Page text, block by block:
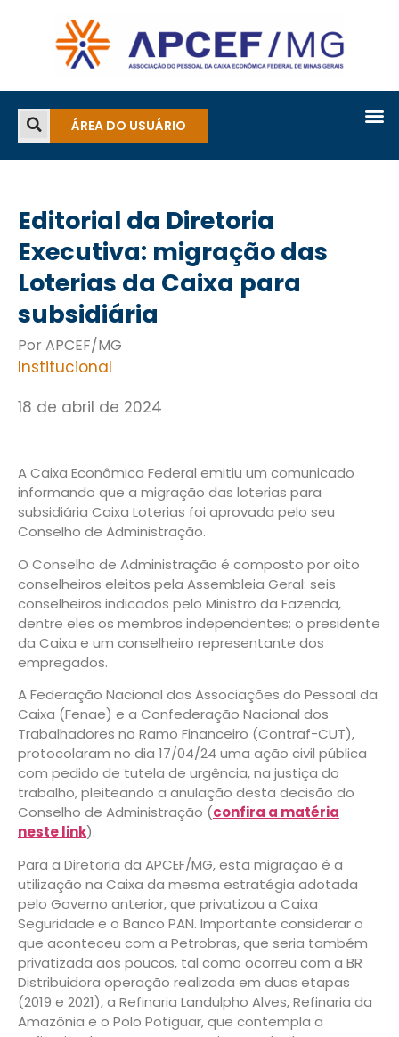
ÁREA DO USUÁRIO
Editorial da Diretoria
Executiva: migração das
Loterias da Caixa para
subsidiária
Por APCEF/MG
Institucional
18 de abril de 2024
A Caixa Econômica Federal emitiu um comunicado
informando que a migração das loterias para
subsidiária Caixa Loterias foi aprovada pelo seu
Conselho de Administração.
O Conselho de Administração é composto por oito
conselheiros eleitos pela Assembleia Geral: seis
conselheiros indicados pelo Ministro da Fazenda,
dentre eles os membros independentes; o presidente
da Caixa e um conselheiro representante dos
empregados.
A Federação Nacional das Associações do Pessoal da
Caixa (Fenae) e a Confederação Nacional dos
Trabalhadores no Ramo Financeiro (Contraf-CUT),
protocolaram no dia 17/04/24 uma ação civil pública
com pedido de tutela de urgência, na justiça do
trabalho, pleiteando a anulação desta decisão do
Conselho de Administração (confira a matéria
neste link).
Para a Diretoria da APCEF/MG, esta migração é a
utilização na Caixa da mesma estratégia adotada
pelo Governo anterior, que privatizou a Caixa
Seguridade e o Banco PAN. Importante considerar o
que aconteceu com a Petrobras, que seria também
privatizada aos poucos, tal como ocorreu com a BR
Distribuidora operação realizada em duas etapas
(2019 e 2021), a Refinaria Landulpho Alves, Refinaria da
Amazônia e o Polo Potiguar, que contempla a